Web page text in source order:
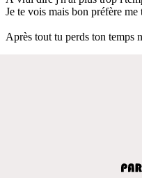
Je te vois mais bon préfère me
Après tout tu perds ton temps